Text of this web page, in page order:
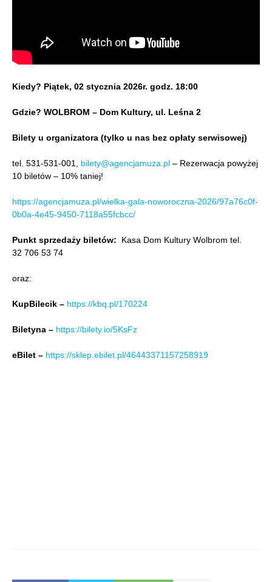
Kiedy? Piątek, 02 stycznia 2026r. godz. 18:00
Gdzie? WOLBROM – Dom Kultury, ul. Leśna 2
Bilety u organizatora (tylko u nas bez opłaty serwisowej)
tel. 531-531-001, bilety@agencjamuza.pl – Rezerwacja powyżej
10 biletów – 10% taniej!
https://agencjamuza.pl/wielka-gala-noworoczna-2026/97a76c0f-
0b0a-4e45-9450-7118a55fcbcc/
Punkt sprzedaży biletów: Kasa Dom Kultury Wolbrom tel.
32 706 53 74
oraz:
KupBilecik – https://kbq.pl/170224
Biletyna – https://bilety.io/5KsFz
eBilet – https://sklep.ebilet.pl/46443371157258919